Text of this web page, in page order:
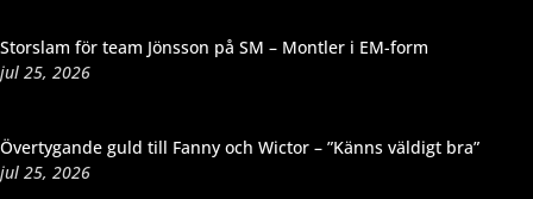
Storslam för team Jönsson på SM – Montler i EM-form
jul 25, 2026
Övertygande guld till Fanny och Wictor – ”Känns väldigt bra”
jul 25, 2026